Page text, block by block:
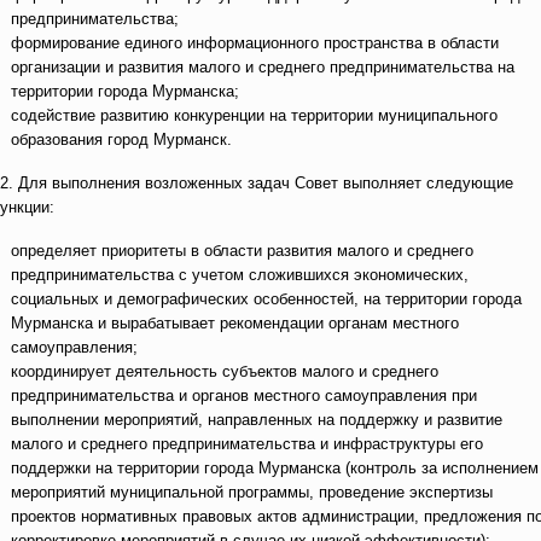
предпринимательства;
формирование единого информационного пространства в области
организации и развития малого и среднего предпринимательства на
территории города Мурманска;
содействие развитию конкуренции на территории муниципального
образования город Мурманск.
Для выполнения возложенных задач Совет выполняет следующие
определяет приоритеты в области развития малого и среднего
предпринимательства с учетом сложившихся экономических,
социальных и демографических особенностей, на территории города
Мурманска и вырабатывает рекомендации органам местного
самоуправления;
координирует деятельность субъектов малого и среднего
предпринимательства и органов местного самоуправления при
выполнении мероприятий, направленных на поддержку и развитие
малого и среднего предпринимательства и инфраструктуры его
поддержки на территории города Мурманска (контроль за исполнением
мероприятий муниципальной программы, проведение экспертизы
проектов нормативных правовых актов администрации, предложения